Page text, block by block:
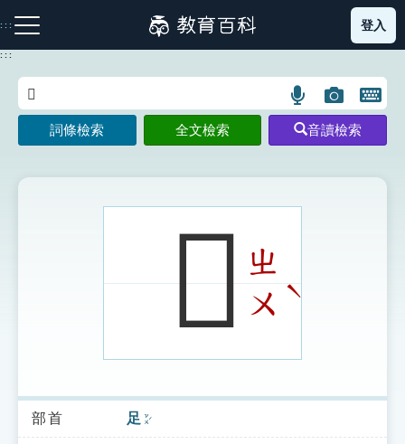
到
主
:::
注音索引圖示 筆畫索引圖示 部首索引表圖示
索引選單
登入
:::
語
言
搜
示
圖
片
搜
開
鍵
圖
詞條檢索 全文檢索 音讀檢索
𨆄ㄓ
ㄨˋ
部首 足 ㄗㄨˊ